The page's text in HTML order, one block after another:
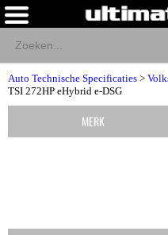
Auto Technische Specificaties >
TSI 272HP eHybrid e-DSG
MERK